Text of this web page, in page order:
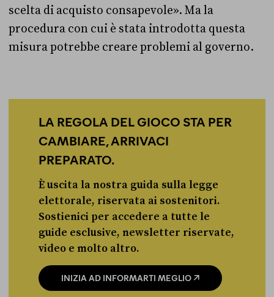
scelta di acquisto consapevole». Ma la
procedura con cui è stata introdotta questa
misura potrebbe creare problemi al governo.
LA REGOLA DEL GIOCO STA PER
CAMBIARE, ARRIVACI
PREPARATO.
È uscita la nostra guida sulla legge
elettorale, riservata ai sostenitori.
Sostienici per accedere a tutte le
guide esclusive, newsletter riservate,
video e molto altro.
INIZIA AD INFORMARTI MEGLIO